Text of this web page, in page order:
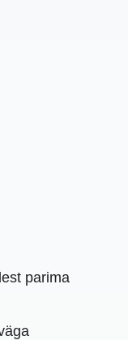
parima